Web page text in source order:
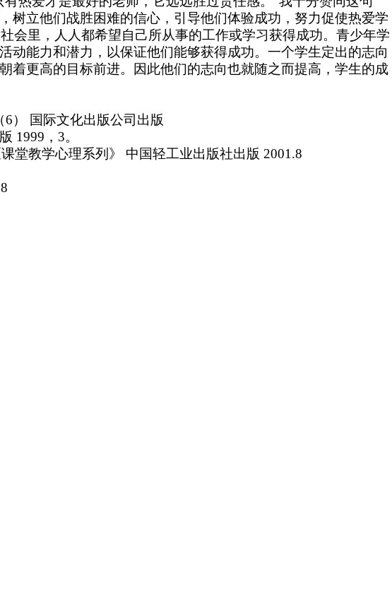
树立他们战胜困难的信心，引导他们体验成功，努力促使热爱学
会里，人人都希望自己所从事的工作或学习获得成功。青少年学
能力和潜力，以保证他们能够获得成功。一个学生定出的志向
着更高的目标前进。因此他们的志向也就随之而提高，学生的成
） 国际文化出版公司出版
1999，3。
堂教学心理系列》 中国轻工业出版社出版 2001.8